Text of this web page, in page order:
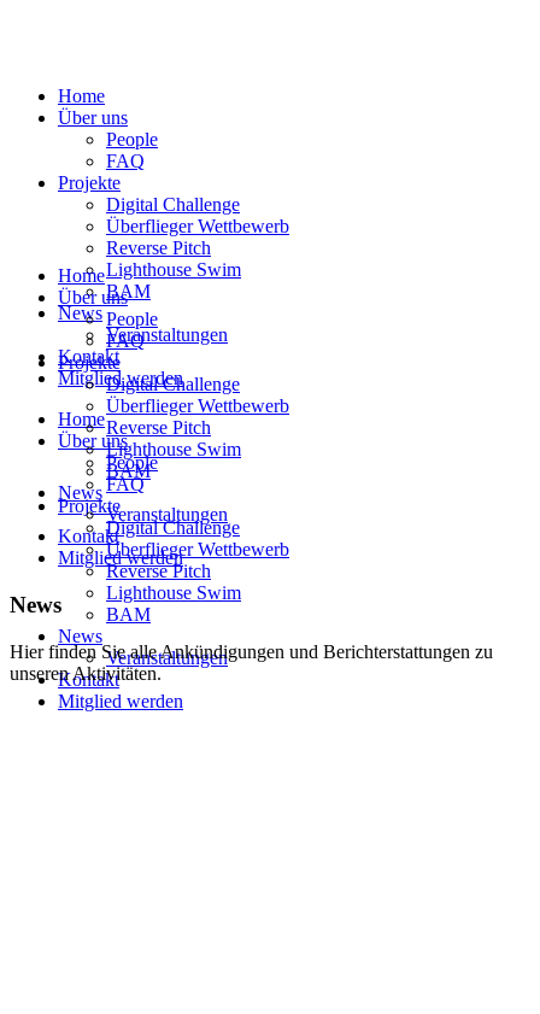
Home
Über uns
People
FAQ
Projekte
Digital Challenge
Überflieger Wettbewerb
Reverse Pitch
Lighthouse Swim
BAM
News
Veranstaltungen
Kontakt
Mitglied werden
Home
Über uns
People
FAQ
Projekte
Digital Challenge
Überflieger Wettbewerb
Reverse Pitch
Lighthouse Swim
BAM
News
Veranstaltungen
Kontakt
Mitglied werden
Home
Über uns
People
FAQ
Projekte
Digital Challenge
Überflieger Wettbewerb
Reverse Pitch
Lighthouse Swim
BAM
News
Veranstaltungen
Kontakt
Mitglied werden
News
Hier finden Sie alle Ankündigungen und Berichterstattungen zu
unseren Aktivitäten.